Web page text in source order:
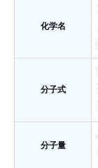
化学名
分子式
分子量